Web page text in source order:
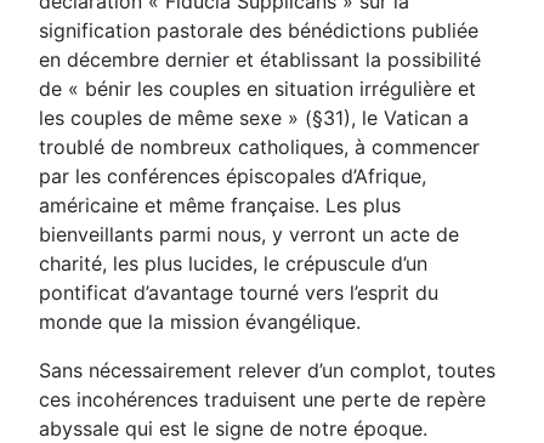
signification pastorale des bénédictions publiée
en décembre dernier et établissant la possibilité
de « bénir les couples en situation irrégulière et
les couples de même sexe » (§31), le Vatican a
troublé de nombreux catholiques, à commencer
par les conférences épiscopales d’Afrique,
américaine et même française. Les plus
bienveillants parmi nous, y verront un acte de
charité, les plus lucides, le crépuscule d’un
pontificat d’avantage tourné vers l’esprit du
monde que la mission évangélique.
Sans nécessairement relever d’un complot, toutes
ces incohérences traduisent une perte de repère
abyssale qui est le signe de notre époque.